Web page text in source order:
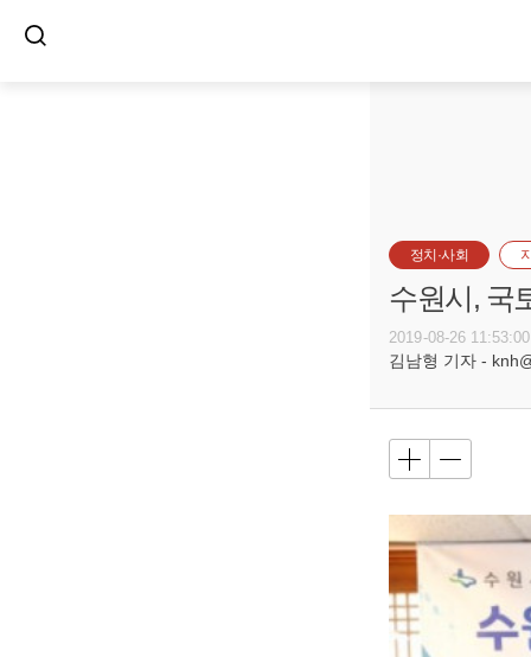
정치·사회
수원시, 국
2019-08-26 11:53:00
김남형 기자 -